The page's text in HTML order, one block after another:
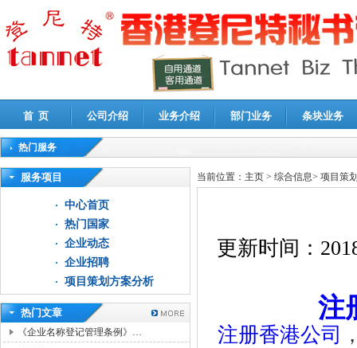
首 页 公司介绍 业务介绍 部门业务 条块业务
热门服务
高新技术企业认定审计|企业所得税汇算清缴申报鉴证
服务项目
中心首页
热门国家
企业动态
企业招聘
项目策划方案分析
热门文章
《企业名称登记管理条例》…
当前位置： 主页 > 综合信息> 项目策
更新时间：
注
注册香港公司